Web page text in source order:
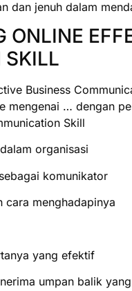
dan jenuh dalam
Business
mengenai … dengan
Skill
organisasi
komunikator
cara menghadapinya
yang efektif
umpan balik